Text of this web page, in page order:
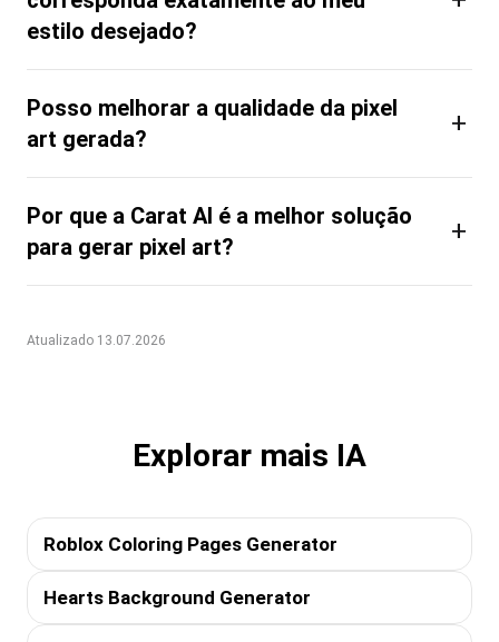
estilo desejado?
Posso melhorar a qualidade da pixel
art gerada?
+
Por que a Carat AI é a melhor solução
para gerar pixel art?
+
Atualizado 13.07.2026
Explorar mais IA
Roblox Coloring Pages Generator
Hearts Background Generator